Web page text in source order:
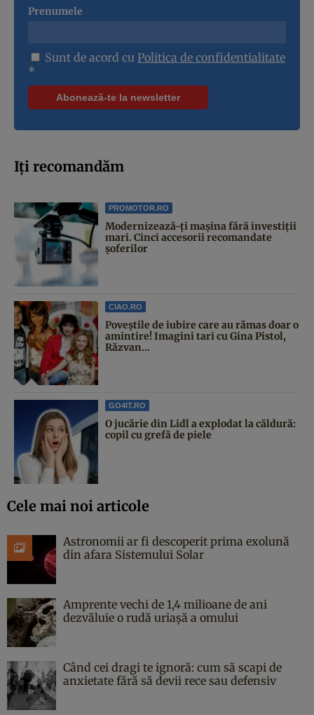
Prenumele
Sunt de acord cu Politica de confidentialitate
*
Iți recomandăm
PROMOTOR.RO
Modernizează-ți mașina fără investiții
mari. Cinci accesorii recomandate
șoferilor
CIAO.RO
Poveştile de iubire care au rămas doar o
amintire! Imagini tari cu Gina Pistol,
Răzvan...
GO4IT.RO
O jucărie din Lidl a explodat la căldură:
copil cu grefă de piele
Cele mai noi articole
Astronomii ar fi descoperit prima exolună
din afara Sistemului Solar
Amprente vechi de 1,4 milioane de ani
dezvăluie o rudă uriașă a omului
Când cei dragi te ignoră: cum să scapi de
anxietate fără să devii rece sau defensiv